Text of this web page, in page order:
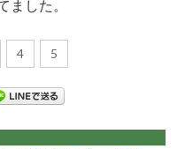
ました。
4 5